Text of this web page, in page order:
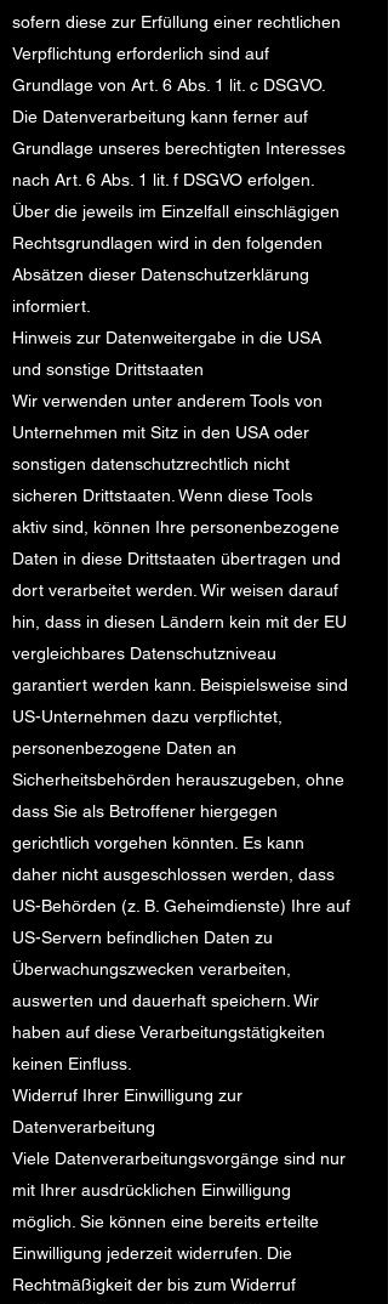
sofern diese zur Erfüllung einer rechtlichen
Verpflichtung erforderlich sind auf
Grundlage von Art. 6 Abs. 1 lit. c DSGVO.
Die Datenverarbeitung kann ferner auf
Grundlage unseres berechtigten Interesses
nach Art. 6 Abs. 1 lit. f DSGVO erfolgen.
Über die jeweils im Einzelfall einschlägigen
Rechtsgrundlagen wird in den folgenden
Absätzen dieser Datenschutzerklärung
informiert.
Hinweis zur Datenweitergabe in die USA
und sonstige Drittstaaten
Wir verwenden unter anderem Tools von
Unternehmen mit Sitz in den USA oder
sonstigen datenschutzrechtlich nicht
sicheren Drittstaaten. Wenn diese Tools
aktiv sind, können Ihre personenbezogene
Daten in diese Drittstaaten übertragen und
dort verarbeitet werden. Wir weisen darauf
hin, dass in diesen Ländern kein mit der EU
vergleichbares Datenschutzniveau
garantiert werden kann. Beispielsweise sind
US-Unternehmen dazu verpflichtet,
personenbezogene Daten an
Sicherheitsbehörden herauszugeben, ohne
dass Sie als Betroffener hiergegen
gerichtlich vorgehen könnten. Es kann
daher nicht ausgeschlossen werden, dass
US-Behörden (z. B. Geheimdienste) Ihre auf
US-Servern befindlichen Daten zu
Überwachungszwecken verarbeiten,
auswerten und dauerhaft speichern. Wir
haben auf diese Verarbeitungstätigkeiten
keinen Einfluss.
Widerruf Ihrer Einwilligung zur
Datenverarbeitung
Viele Datenverarbeitungsvorgänge sind nur
mit Ihrer ausdrücklichen Einwilligung
möglich. Sie können eine bereits erteilte
Einwilligung jederzeit widerrufen. Die
Rechtmäßigkeit der bis zum Widerruf